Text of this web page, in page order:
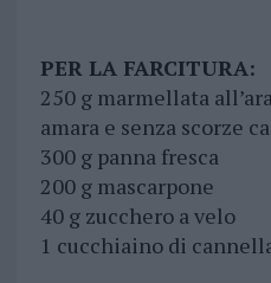
PER LA FARCITURA:
250 g marmellata
amara e senza scorze
300 g panna fresca
200 g mascarpone
40 g zucchero a velo
1 cucchiaino di